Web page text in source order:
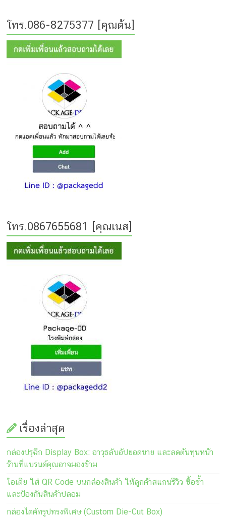
b
o
o
er e
st
s
e
n
er
y
Li
n
โทร.086-8275377 [คุณต้น]
โทร.0867655681 [คุณเนส]
เรื่องล่าสุด
กล่องปรุฉีก Display Box: อาวุธลับอัปยอดขาย และลดต้นทุนหน้า
ร้านที่แบรนด์คุณอาจมองข้าม
ไอเดีย ใส่ QR Code บนกล่องสินค้า ให้ลูกค้าสแกนรีวิว ซื้อซ้ำ
และป้องกันสินค้าปลอม
กล่องไดคัทรูปทรงพิเศษ (Custom Die-Cut Box)